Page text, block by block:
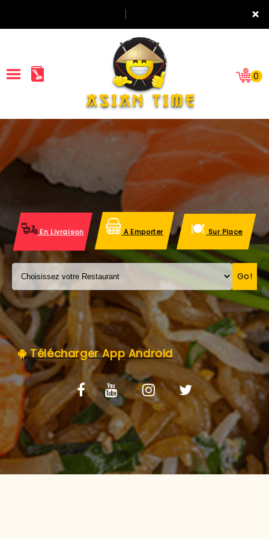
×
ACCUEIL
LA CARTE
VOS AVIS
MENTIONS LÉGALES
C.G.V
0
En Livraison A Emporter Sur Place
Go!
Télécharger App Android